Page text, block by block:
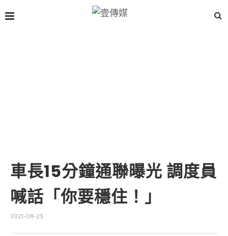
車長15分鐘通聯曝光 調度員
喊話「你要穩住！」
2021-08-23